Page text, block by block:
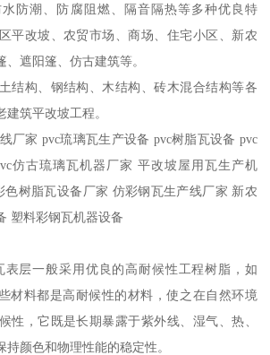
防潮、防腐阻燃、隔音隔热等多种优良特
平改坡、农贸市场、商场、住宅小区、新农
遮阳篷、仿古建筑等。
结构、钢结构、木结构、砖木混合结构等各
筑平改坡工程。
厂家 pvc琉璃瓦生产设备 pvc树脂瓦设备 pvc
仿古琉璃瓦机器厂家 平改坡屋用瓦生产机
色树脂瓦设备厂家 仿彩钢瓦生产线厂家 新农
塑料彩钢瓦机器设备
表层一般采用优良的高耐候性工程树脂，如
材料都是高耐候性的材料，使之在自然环境
性，它既是长期暴露于紫外线、湿气、热、
颜色和物理性能的稳定性。